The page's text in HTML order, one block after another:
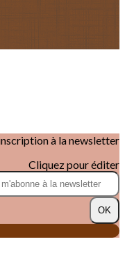
à la newsletter
Cliquez pour éditer
OK